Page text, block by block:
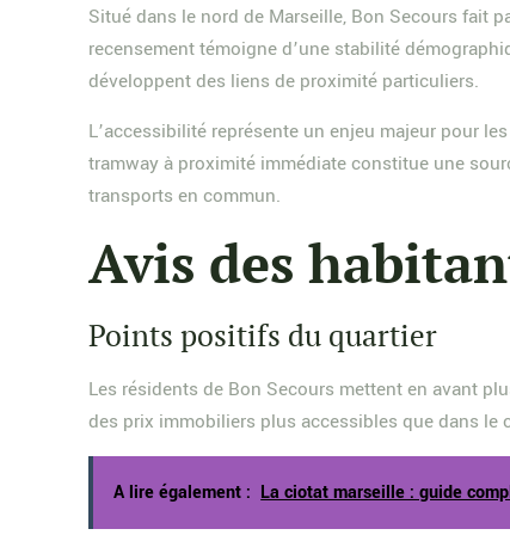
Situé dans le nord de Marseille, Bon Secours fait
recensement témoigne d’une stabilité
développent des liens de proximité particuliers.
L’accessibilité représente un enjeu majeur pour
tramway à proximité immédiate constitue une
transports en commun.
Avis des
Points positifs du quartier
Les résidents de Bon Secours mettent en avant
des prix immobiliers plus accessibles que dans le
A lire également : La ciotat marseille : guide